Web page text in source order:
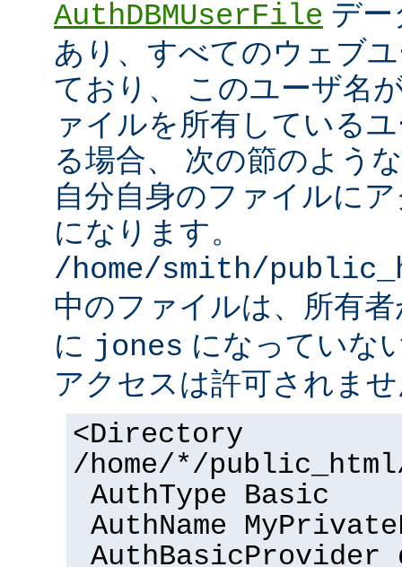
AuthDBMUserFile デ
あり、すべてのウェブ
ており、 このユーザ名
ァイルを所有している
る場合、 次の節のよう
自分自身のファイルに
になります。
/home/smith/
中のファイルは、所有
に jones になっていな
アクセスは許可されま
<Directory
/home/*/
AuthType Basic
AuthName
AuthBasicProvider